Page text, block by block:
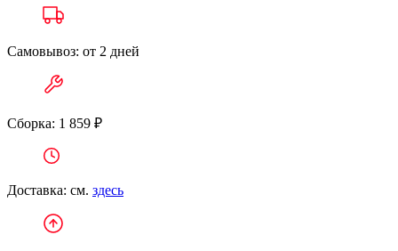
Самовывоз: от 2 дней
Сборка: 1 859 ₽
Доставка: см. здесь